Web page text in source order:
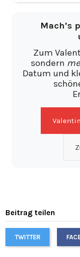
Mach’s
Zum
sondern
Datum und
Beitrag teilen
TWITTER